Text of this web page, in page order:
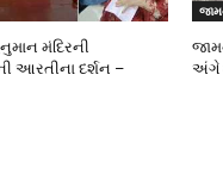
મંદિરની
આરતીના દર્શન –
અંગે